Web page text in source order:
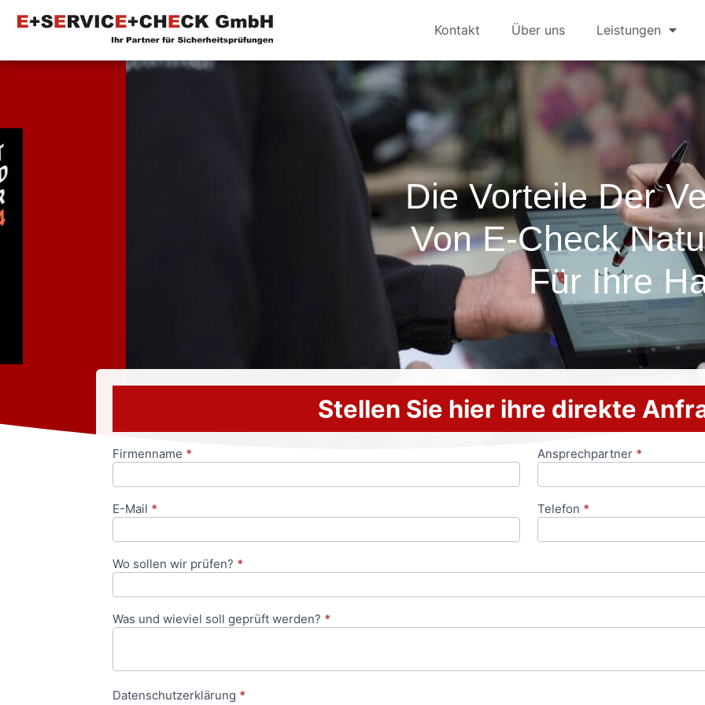
Kontakt Über uns Leistungen
Die Vorteile Der
Von E-Check
Für Ihre
Stellen Sie hier ihre direkte
Anfrageformular
Firmenname * Ansprechpartner *
E-Mail * Telefon *
Wo sollen wir prüfen? *
Was und wieviel soll geprüft werden? *
Datenschutzerklärung *